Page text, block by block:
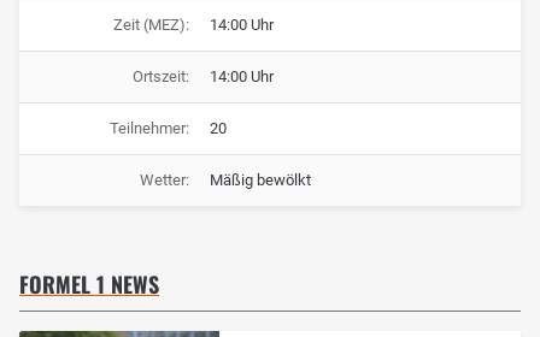
Zeit (MEZ): 14:00 Uhr
Ortszeit: 14:00 Uhr
Teilnehmer: 20
Wetter: Mäßig bewölkt
FORMEL 1 NEWS